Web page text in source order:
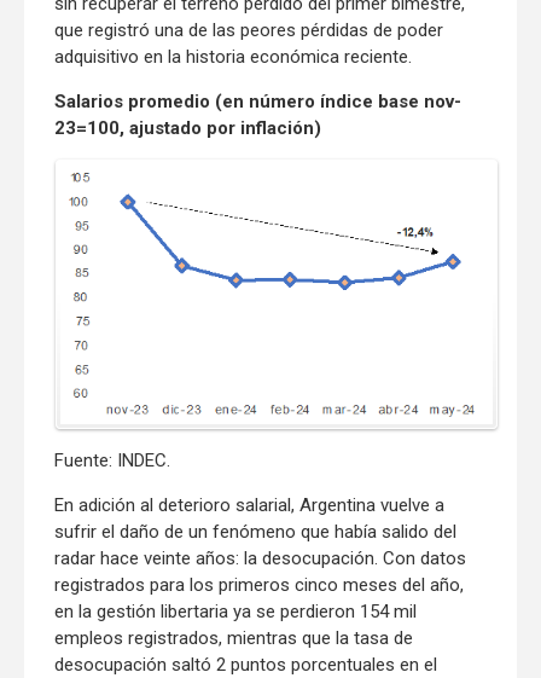
que registró una de las peores pérdidas de poder
adquisitivo en la historia económica reciente.
Salarios promedio (en número índice base nov-
23=100, ajustado por inflación)
Fuente: INDEC.
En adición al deterioro salarial, Argentina vuelve a
sufrir el daño de un fenómeno que había salido del
radar hace veinte años: la desocupación. Con datos
registrados para los primeros cinco meses del año,
en la gestión libertaria ya se perdieron 154 mil
empleos registrados, mientras que la tasa de
desocupación saltó 2 puntos porcentuales en el